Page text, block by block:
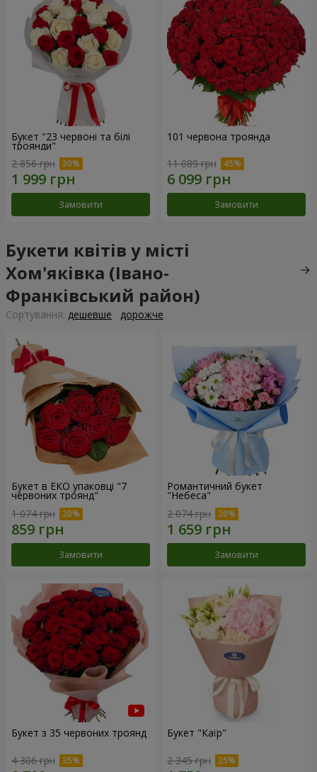
Букет "23 червоні та білі
троянди"
2 856 грн
Замовити
101 червона троянда
11 089 грн
Замовити
Букети квітів у місті
Хом'яківка (Івано-
Франківський район)
Сортування: дешевше дорожче
Букет в ЕКО упаковці "7
червоних троянд"
1 074 грн
Замовити
Романтичний букет
"Небеса"
2 074 грн
Замовити
Букет з 35 червоних троянд
4 306 грн
Букет "Каїр"
2 345 грн